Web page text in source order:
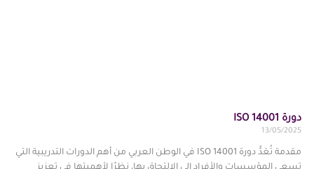
دورة ISO 14001
13/05/2025
مقدمة تُعَدُّ دورة ISO 14001 في الوطن العربي من أهم الدورات التدريبية التي